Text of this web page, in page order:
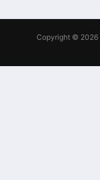
Copyright © 2026